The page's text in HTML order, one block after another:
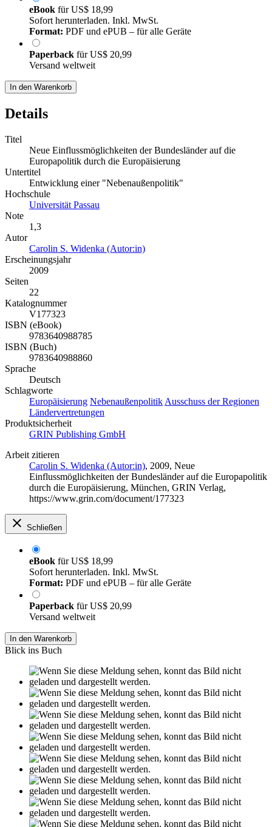
eBook fürUS$ 18,99
Sofort herunterladen. Inkl. MwSt.
Format: PDF und ePUB – für alle Geräte
Paperback fürUS$ 20,99
Versand weltweit
In den Warenkorb
Details
Titel
Neue Einflussmöglichkeiten der Bundesländer auf die
Europapolitik durch die Europäisierung
Untertitel
Entwicklung einer "Nebenaußenpolitik"
Hochschule
Universität Passau
Note
1,3
Autor
Carolin S. Widenka (Autor:in)
Erscheinungsjahr
2009
Seiten
22
Katalognummer
V177323
ISBN (eBook)
9783640988785
ISBN (Buch)
9783640988860
Sprache
Deutsch
Schlagworte
Europäisierung Nebenaußenpolitik Ausschuss der Regionen
Ländervertretungen
Produktsicherheit
GRIN Publishing GmbH
Arbeit zitieren
Carolin S. Widenka (Autor:in), 2009, Neue
Einflussmöglichkeiten der Bundesländer auf die Europapolitik
durch die Europäisierung, München, GRIN Verlag,
https://www.grin.com/document/177323
Schließen
eBook fürUS$ 18,99
Sofort herunterladen. Inkl. MwSt.
Format: PDF und ePUB – für alle Geräte
Paperback fürUS$ 20,99
Versand weltweit
In den Warenkorb
Blick ins Buch
Leseprobe aus 22 Seiten
Grin.com
Versand
Kontakt